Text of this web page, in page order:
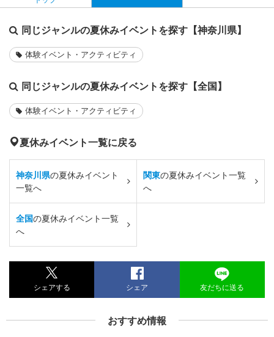
同じジャンルの夏休みイベントを探す【神奈川県】
体験イベント・アクティビティ
同じジャンルの夏休みイベントを探す【全国】
体験イベント・アクティビティ
夏休みイベント一覧に戻る
神奈川県の夏休みイベント
一覧へ
関東の夏休みイベント一覧
へ
全国の夏休みイベント一覧
へ
シェアする シェア 友だちに送る
おすすめ情報